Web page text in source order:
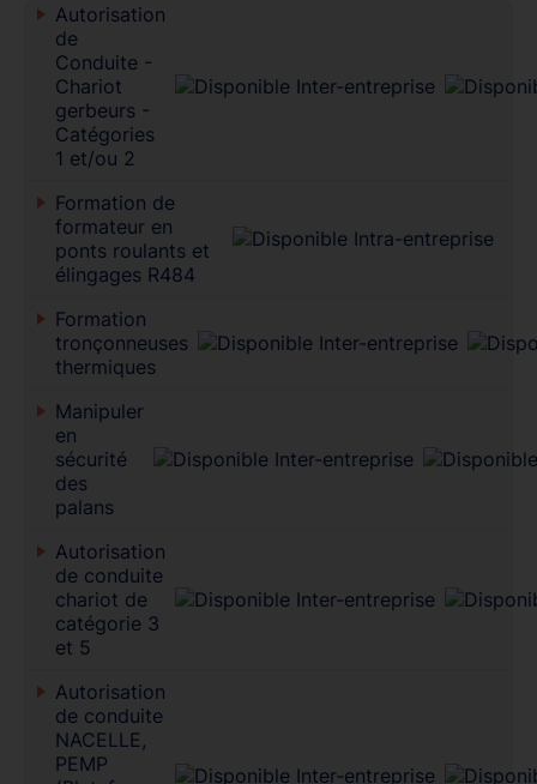
Autorisation
de
Conduite -
Chariot
gerbeurs -
Catégories
1 et/ou 2
Formation de
formateur en
ponts roulants et
élingages R484
Formation
tronçonneuses
thermiques
Manipuler
en
sécurité
des
palans
Autorisation
de conduite
chariot de
catégorie 3
et 5
Autorisation
de conduite
NACELLE,
PEMP